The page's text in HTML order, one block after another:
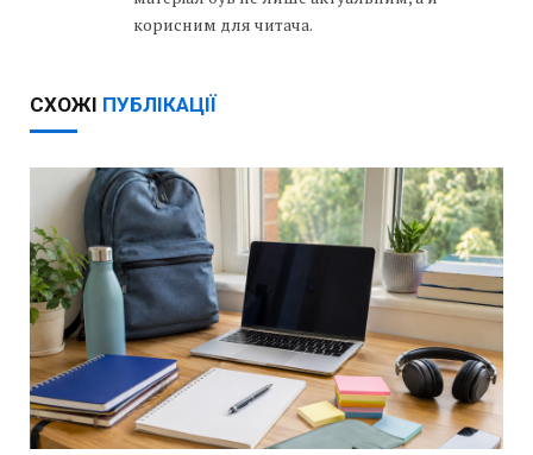
корисним для читача.
СХОЖІ ПУБЛІКАЦІЇ